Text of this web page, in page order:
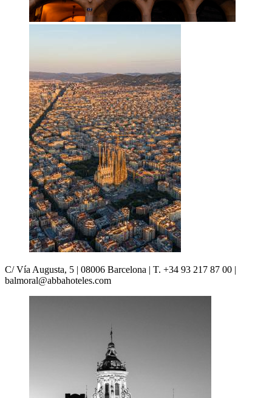
C/ Vía Augusta, 5 | 08006 Barcelona | T. +34 93 217 87 00 |
balmoral@abbahoteles.com